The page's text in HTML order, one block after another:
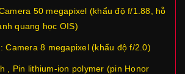
50 megapixel (khẩu độ f/1.88, hỗ
quang học OIS)
:Camera 8 megapixel (khẩu độ f/2.0)
, Pin lithium-ion polymer (pin Honor